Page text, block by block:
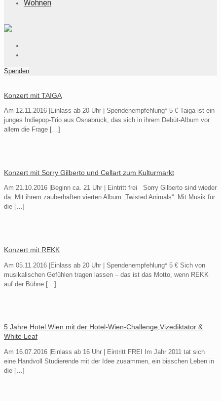
Wohnen
Spenden
Konzert mit TAIGA
Am 12.11.2016 |Einlass ab 20 Uhr | Spendenempfehlung* 5 € Taiga ist ein
junges Indiepop-Trio aus Osnabrück, das sich in ihrem Debüt-Album vor
allem die Frage […]
Konzert mit Sorry Gilberto und Cellart zum Kulturmarkt
Am 21.10.2016 |Beginn ca. 21 Uhr | Eintritt frei Sorry Gilberto sind wieder
da. Mit ihrem zauberhaften vierten Album „Twisted Animals“. Mit Musik für
die […]
Konzert mit REKK
Am 05.11.2016 |Einlass ab 20 Uhr | Spendenempfehlung* 5 € Sich von
musikalischen Gefühlen tragen lassen – das ist das Motto, wenn REKK
auf der Bühne […]
5 Jahre Hotel Wien mit der Hotel-Wien-Challenge,Vizediktator &
White Leaf
Am 16.07.2016 |Einlass ab 16 Uhr | Eintritt FREI Im Jahr 2011 tat sich
eine Handvoll Studierende mit der Idee zusammen, ein bisschen Leben in
die […]